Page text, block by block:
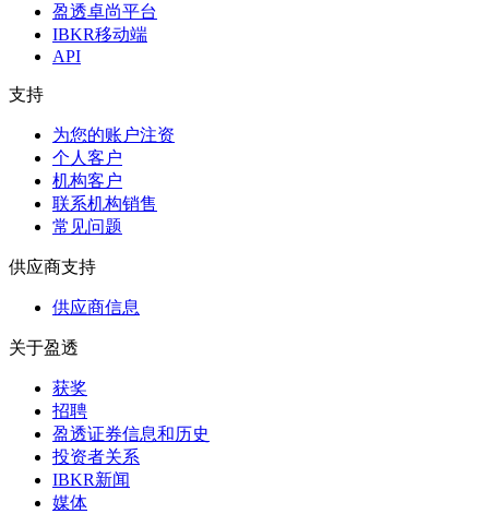
盈透卓尚平台
IBKR移动端
API
支持
为您的账户注资
个人客户
机构客户
联系机构销售
常见问题
供应商支持
供应商信息
关于盈透
获奖
招聘
盈透证券信息和历史
投资者关系
IBKR新闻
媒体